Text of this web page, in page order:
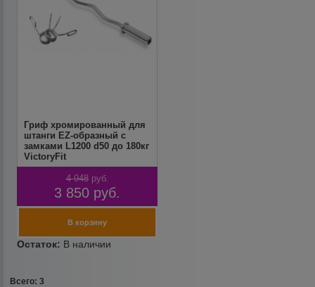
Гриф хромированный для
штанги EZ-образный с
замками L1200 d50 до 180кг
VictoryFit
4 948 руб.
3 850 руб.
Всего: 3